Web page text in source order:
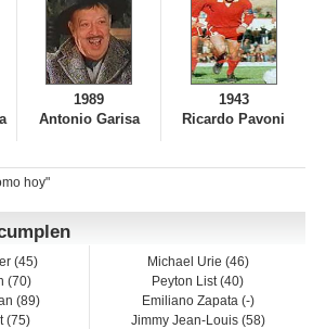
1989
Antonio Garisa
1943
Ricardo Pavoni
hoy"
(45)
(70)
(89)
(75)
Michael Urie (46)
Peyton List (40)
Emiliano Zapata (-)
Jimmy Jean-Louis (58)